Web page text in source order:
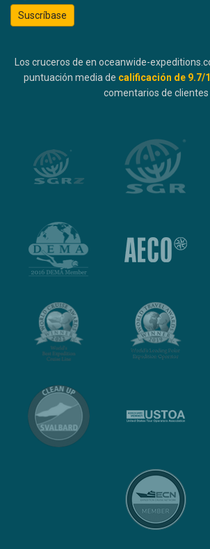
Suscríbase
Los cruceros de en oceanwide-
puntuación media de calificación de 9.7/
comentarios de clientes